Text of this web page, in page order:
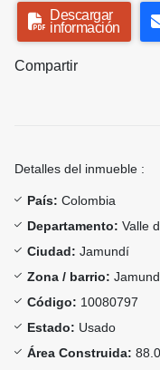
Descargar
información
Compartir
Detalles del inmueble :
País: Colombia
Departamento: Valle
Ciudad: Jamundí
Zona / barrio:
Código: 10080797
Estado: Usado
Área Construida: